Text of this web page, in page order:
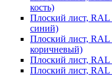
кость)
Плоский лист, RAL
синий)
Плоский лист, RAL
коричневый)
Плоский лист,
Плоский лист, RAL